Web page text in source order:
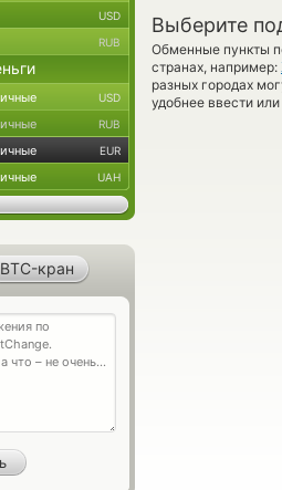
Выберите
Обменные пункты
странах, например:
разных городах
удобнее ввести
USD
RUB
USD
RUB
EUR
UAH
BTC-кран